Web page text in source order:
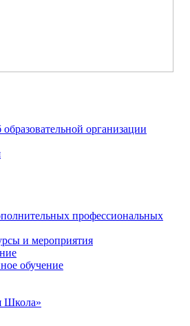
организации
профессиональных
и мероприятия
обучение